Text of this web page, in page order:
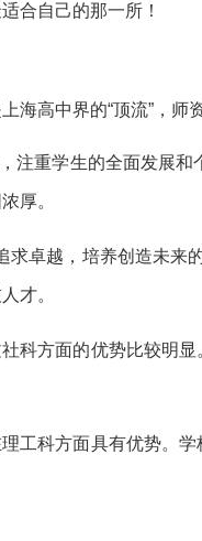
合自己的那一所！
高中界的“顶流”，
注重学生的全面发展
厚。
求卓越，培养创造未
才。
科方面的优势比较明
工科方面具有优势。